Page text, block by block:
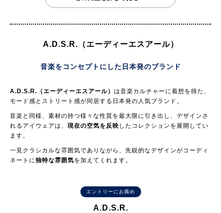
A.D.S.R.（エーディーエスアール）
音楽をコンセプトにした日本発のブランド
A.D.S.R.（エーディーエスアール） は音楽カルチャーに着想を得た、
モード感とストリート感が同居する日本発の人気ブランド。
音楽と同様、素材の持つ様々な性質を最大限に引き出し、デザインさ
れるアイウェアは、 現在の空気を反映 したコレクションを展開してい
ます。
一見クラシカルな雰囲気でありながら、先鋭的なデザインがコーディ
ネートに独特な雰囲気を加えてくれます。
エントリーにお薦め
A.D.S.R.